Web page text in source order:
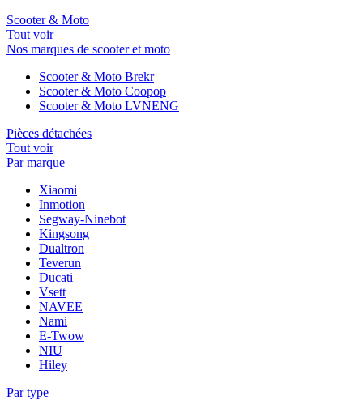
Scooter & Moto
Tout voir
Nos marques de scooter et moto
Scooter & Moto Brekr
Scooter & Moto Coopop
Scooter & Moto LVNENG
Pièces détachées
Tout voir
Par marque
Xiaomi
Inmotion
Segway-Ninebot
Kingsong
Dualtron
Teverun
Ducati
Vsett
NAVEE
Nami
E-Twow
NIU
Hiley
Par type